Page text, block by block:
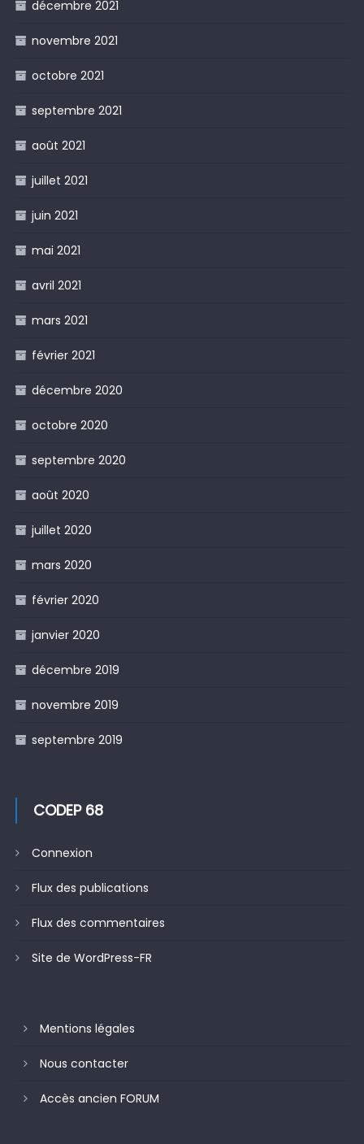
décembre 2021
novembre 2021
octobre 2021
septembre 2021
août 2021
juillet 2021
juin 2021
mai 2021
avril 2021
mars 2021
février 2021
décembre 2020
octobre 2020
septembre 2020
août 2020
juillet 2020
mars 2020
février 2020
janvier 2020
décembre 2019
novembre 2019
septembre 2019
CODEP 68
Connexion
Flux des publications
Flux des commentaires
Site de WordPress-FR
Mentions légales
Nous contacter
Accès ancien FORUM